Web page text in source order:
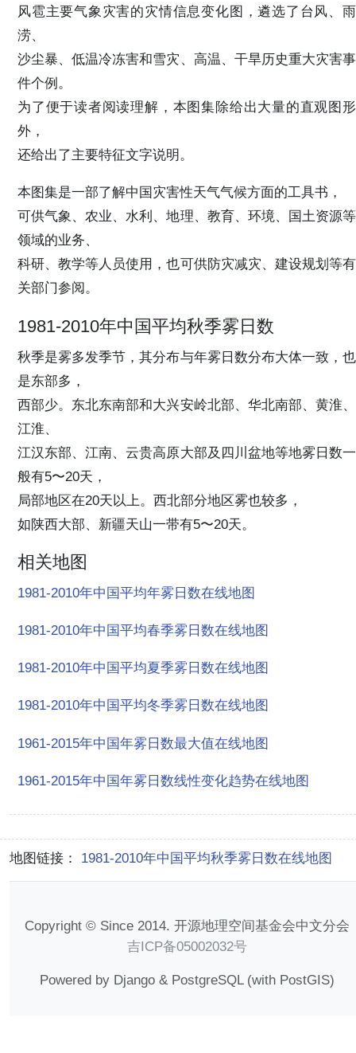
风雹主要气象灾害的灾情信息变化图，遴选了台风、雨
涝、
沙尘暴、低温冷冻害和雪灾、高温、干旱历史重大灾害事
件个例。
为了便于读者阅读理解，本图集除给出大量的直观图形
外，
还给出了主要特征文字说明。
本图集是一部了解中国灾害性天气气候方面的工具书，
可供气象、农业、水利、地理、教育、环境、国土资源等
领域的业务、
科研、教学等人员使用，也可供防灾减灾、建设规划等有
关部门参阅。
1981-2010年中国平均秋季雾日数
秋季是雾多发季节，其分布与年雾日数分布大体一致，也
是东部多，
西部少。东北东南部和大兴安岭北部、华北南部、黄淮、
江淮、
江汉东部、江南、云贵高原大部及四川盆地等地雾日数一
般有5〜20天，
局部地区在20天以上。西北部分地区雾也较多，
如陕西大部、新疆天山一带有5〜20天。
相关地图
1981-2010年中国平均年雾日数在线地图
1981-2010年中国平均春季雾日数在线地图
1981-2010年中国平均夏季雾日数在线地图
1981-2010年中国平均冬季雾日数在线地图
1961-2015年中国年雾日数最大值在线地图
1961-2015年中国年雾日数线性变化趋势在线地图
地图链接： 1981-2010年中国平均秋季雾日数在线地图
Copyright © Since 2014. 开源地理空间基金会中文分会
吉ICP备05002032号
Powered by Django & PostgreSQL (with PostGIS)